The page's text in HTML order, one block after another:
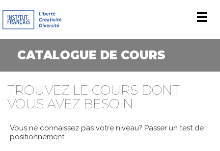
CATALOGUE DE COURS
TROUVEZ LE COURS DONT
VOUS AVEZ BESOIN
Vous ne connaissez pas votre niveau? Passer un test de
positionnement